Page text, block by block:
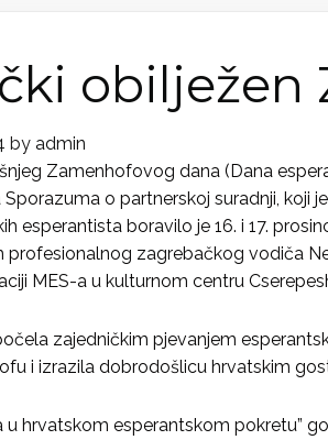
obilježen
by admin
Zamenhofovog dana (Dana
o partnerskoj suradnji, koji
esperantista boravilo je 16. i 17.
zagrebačkog vodiča
MES-a u kulturnom centru
zajedničkim pjevanjem
i izrazila dobrodošlicu hrvatskim
u hrvatskom esperantskom pokretu”